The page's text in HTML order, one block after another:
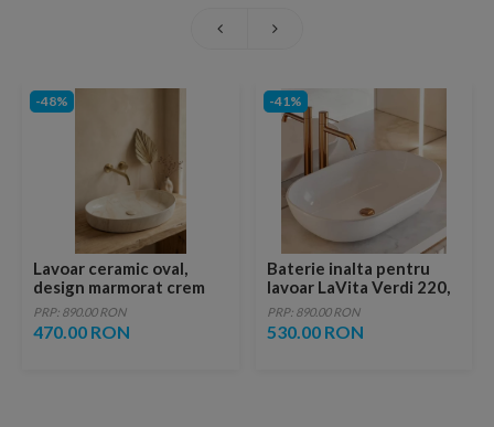
-48%
Lavoar ceramic oval,
design marmorat crem
lucios cu vene aurii,
ventil inclus
PRP: 890.00 RON
470.00 RON
-41%
Baterie inalta pentru
lavoar LaVita Verdi 220,
fara ventil, brushed
copper
PRP: 890.00 RON
530.00 RON